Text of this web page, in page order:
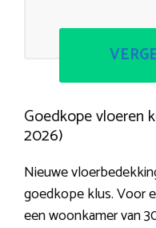
Goedkope vloeren
2026)
Nieuwe
goedkope klus. Voor
een woonkamer van